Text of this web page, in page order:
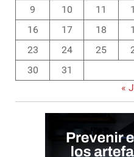
9
10 11
16
17 18
23
24 25
30
31
«